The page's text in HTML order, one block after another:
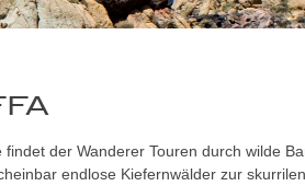
der Wanderer Touren durch wilde
endlose Kiefernwälder zur